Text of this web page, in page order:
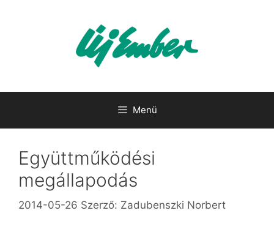
Menü
Együttműködési
megállapodás
2014-05-26 Szerző: Zadubenszki Norbert